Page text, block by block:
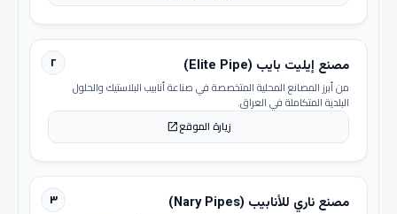
٢ مصنع إيليت بايب (Elite Pipe)
من أبرز المصانع المحلية المتخصصة في صناعة أنابيب البلاستيك والحلول
البلدية المتكاملة في العراق.
زيارة الموقعopen_in_new
٣ مصنع ناري للأنابيب (Nary Pipes)